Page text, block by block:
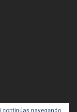
continúas navegando